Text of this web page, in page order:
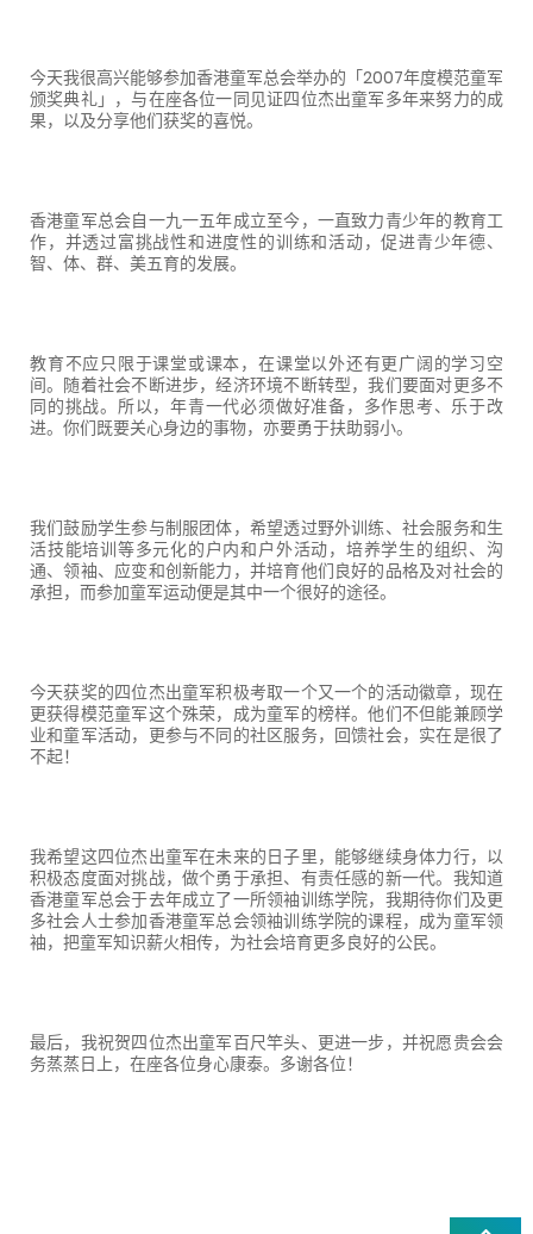
今天我很高兴能够参加香港童军总会举办的「2007年度模范童军
颁奖典礼」，与在座各位一同见证四位杰出童军多年来努力的成
果，以及分享他们获奖的喜悦。
香港童军总会自一九一五年成立至今，一直致力青少年的教育工
作，并透过富挑战性和进度性的训练和活动，促进青少年德、
智、体、群、美五育的发展。
教育不应只限于课堂或课本，在课堂以外还有更广阔的学习空
间。随着社会不断进步，经济环境不断转型，我们要面对更多不
同的挑战。所以，年青一代必须做好准备，多作思考、乐于改
进。你们既要关心身边的事物，亦要勇于扶助弱小。
我们鼓励学生参与制服团体，希望透过野外训练、社会服务和生
活技能培训等多元化的户内和户外活动，培养学生的组织、沟
通、领袖、应变和创新能力，并培育他们良好的品格及对社会的
承担，而参加童军运动便是其中一个很好的途径。
今天获奖的四位杰出童军积极考取一个又一个的活动徽章，现在
更获得模范童军这个殊荣，成为童军的榜样。他们不但能兼顾学
业和童军活动，更参与不同的社区服务，回馈社会，实在是很了
不起！
我希望这四位杰出童军在未来的日子里，能够继续身体力行，以
积极态度面对挑战，做个勇于承担、有责任感的新一代。我知道
香港童军总会于去年成立了一所领袖训练学院，我期待你们及更
多社会人士参加香港童军总会领袖训练学院的课程，成为童军领
袖，把童军知识薪火相传，为社会培育更多良好的公民。
最后，我祝贺四位杰出童军百尺竿头、更进一步，并祝愿贵会会
务蒸蒸日上，在座各位身心康泰。多谢各位！